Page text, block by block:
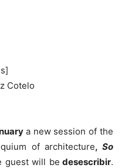
Cotelo
a new session of the
of architecture,So
guest will be desescribir.